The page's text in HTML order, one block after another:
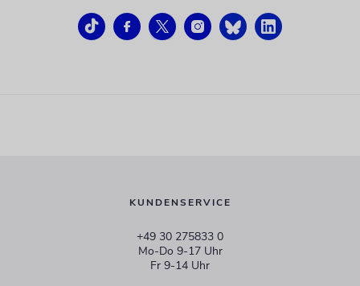
KUNDENSERVICE
+49 30 275833 0
Mo-Do 9-17 Uhr
Fr 9-14 Uhr